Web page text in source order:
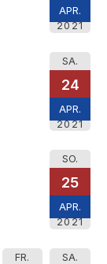
APR.
2021
SA.
24
APR.
2021
SO.
25
APR.
2021
FR. SA.